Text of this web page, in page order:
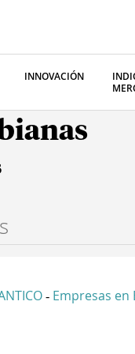
INNOVACIÓN
- Empresas en